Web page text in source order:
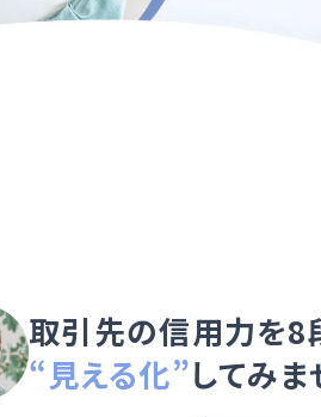
取引先の信用力を8
“見える化”してみま